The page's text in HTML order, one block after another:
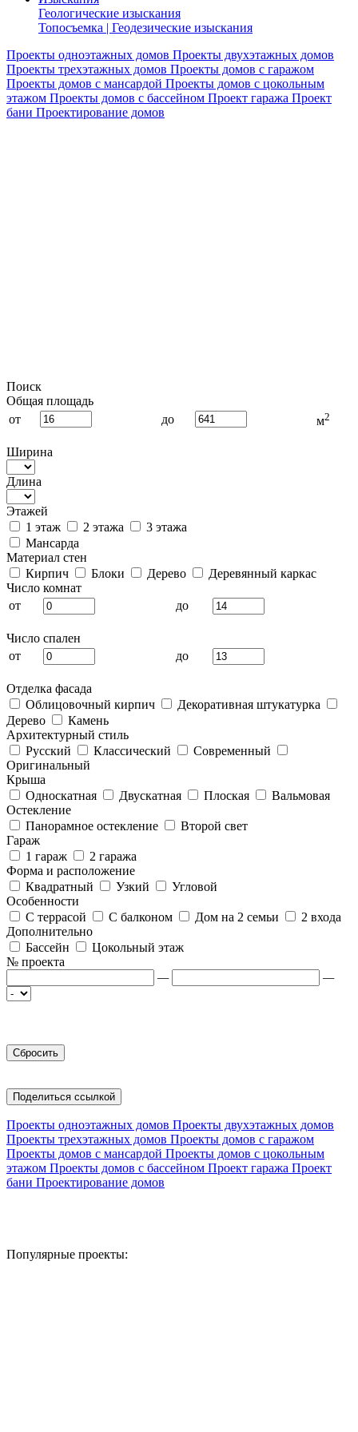
Геологические изыскания
Топосъемка | Геодезические изыскания
Проекты одноэтажных домов Проекты двухэтажных домов
Проекты трехэтажных домов Проекты домов с гаражом
Проекты домов с мансардой Проекты домов с цокольным
этажом Проекты домов с бассейном Проект гаража Проект
бани Проектирование домов
Поиск
Общая площадь
от
до м2
Ширина
Длина
Этажей
1 этаж
2 этажа
3 этажа
Мансарда
Материал стен
Кирпич
Блоки Дерево
Деревянный каркас
Число комнат
от
до
Число спален
от
до
Отделка фасада
Облицовочный кирпич
Декоративная штукатурка
Дерево
Камень
Архитектурный стиль
Русский
Классический
Современный
Оригинальный
Крыша
Односкатная
Двускатная Плоская
Вальмовая
Остекление
Панорамное остекление
Второй свет
Гараж
1 гараж
2 гаража
Форма и расположение
Квадратный
Узкий
Угловой
Особенности
С террасой
С балконом Дом на 2 семьи
2 входа
Дополнительно
Бассейн
Цокольный этаж
№ проекта
—
—
Поделиться ссылкой
Проекты одноэтажных домов Проекты двухэтажных домов
Проекты трехэтажных домов Проекты домов с гаражом
Проекты домов с мансардой Проекты домов с цокольным
этажом Проекты домов с бассейном Проект гаража Проект
бани Проектирование домов
Популярные проекты: